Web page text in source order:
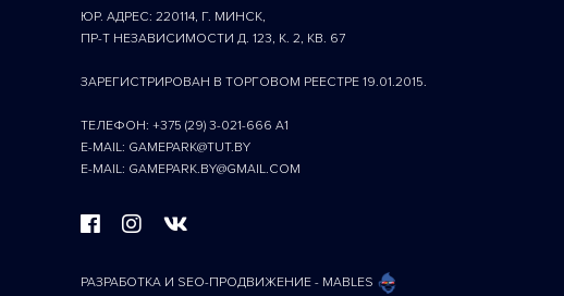
ЮР. АДРЕС: 220114, Г. МИНСК,
ПР-Т НЕЗАВИСИМОСТИ Д. 123, К. 2, КВ. 67
ЗАРЕГИСТРИРОВАН В ТОРГОВОМ РЕЕСТРЕ 19.01.2015.
ТЕЛЕФОН: +375 (29) 3-021-666 A1
E-MAIL: GAMEPARK@TUT.BY
E-MAIL: GAMEPARK.BY@GMAIL.COM
РАЗРАБОТКА И SEO-ПРОДВИЖЕНИЕ - MABLES